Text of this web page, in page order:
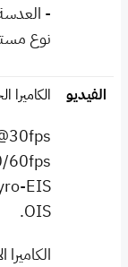
نوع
الفيديو الكاميرا
60fps
EIS
OIS.
الكاميرا